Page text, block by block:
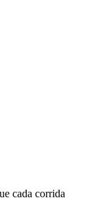
cada corrida